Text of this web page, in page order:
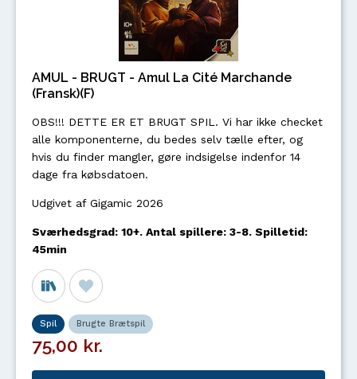
AMUL - BRUGT - Amul La Cité Marchande
(Fransk)(F)
OBS!!! DETTE ER ET BRUGT SPIL. Vi har ikke checket
alle komponenterne, du bedes selv tælle efter, og
hvis du finder mangler, gøre indsigelse indenfor 14
dage fra købsdatoen.
Udgivet af Gigamic 2026
Sværhedsgrad: 10+. Antal spillere: 3-8. Spilletid:
45min
Spil Brugte Brætspil
75,00 kr.